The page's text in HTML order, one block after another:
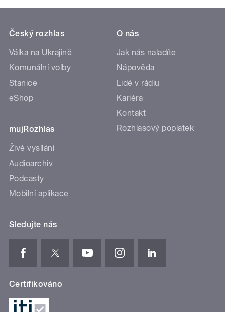
Český rozhlas
Válka na Ukrajině
Komunální volby
Stanice
eShop
mujRozhlas
Živé vysílání
Audioarchiv
Podcasty
Mobilní aplikace
O nás
Jak nás naladíte
Nápověda
Lidé v rádiu
Kariéra
Kontakt
Rozhlasový poplatek
Sledujte nás
Certifikováno